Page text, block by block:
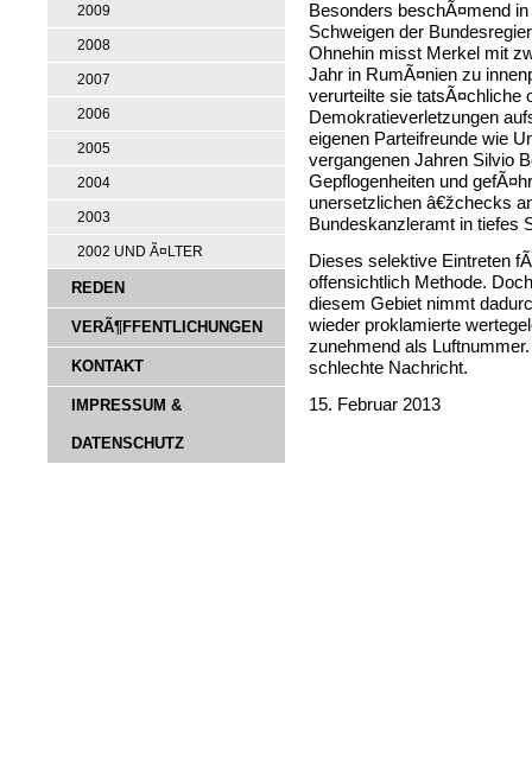
2009
2008
2007
2006
2005
2004
2003
2002 UND Ã¤LTER
REDEN
VERÃ¶FFENTLICHUNGEN
KONTAKT
IMPRESSUM &
DATENSCHUTZ
Besonders beschÃ¤mend
Schweigen der
Ohnehin misst Merkel mit
Jahr in RumÃ¤nien zu
verurteilte sie tatsÃ¤chliche
Demokratieverletzungen
eigenen Parteifreunde wie
vergangenen Jahren Silvio
Gepflogenheiten und
unersetzlichen â€žchecks
Bundeskanzleramt in tiefes
Dieses selektive Eintreten
offensichtlich Methode.
diesem Gebiet nimmt
wieder proklamierte
zunehmend als
schlechte Nachricht.
15. Februar 2013